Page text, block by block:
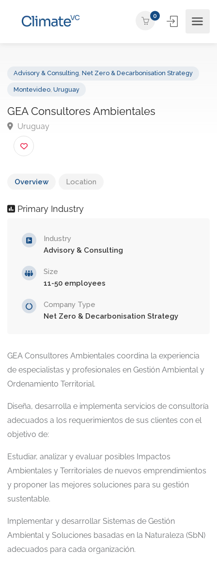
0
GEA Consultores Ambientales
Uruguay
Overview Location
Primary Industry
Industry
Advisory & Consulting
Size
11-50 employees
Company Type
Net Zero & Decarbonisation Strategy
GEA Consultores Ambientales coordina la experiencia
de especialistas y profesionales en Gestión Ambiental y
Ordenamiento Territorial.
Diseña, desarrolla e implementa servicios de consultoría
adecuados a los requerimientos de sus clientes con el
objetivo de:
Estudiar, analizar y evaluar posibles Impactos
Ambientales y Territoriales de nuevos emprendimientos
y proponer las mejores soluciones para su gestión
sustentable.
Implementar y desarrollar Sistemas de Gestión
Ambiental y Soluciones basadas en la Naturaleza (SbN)
adecuados para cada organización.